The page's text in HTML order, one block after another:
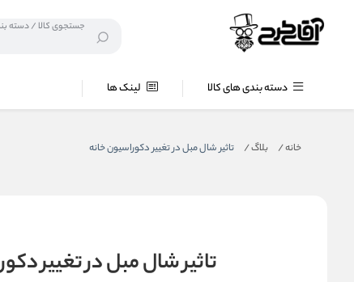
دسته بندی های کالا لینک ها
خانه/ بلاگ/ تاثیر شال مبل در تغییر دکوراسیون خانه
تاثیر شال مبل در تغییر